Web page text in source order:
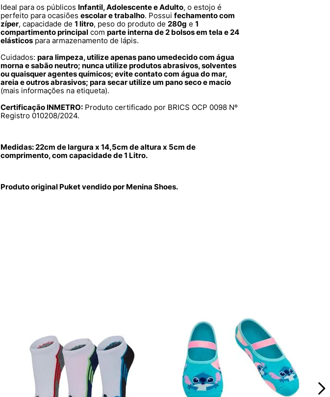
Ideal para os públicos Infantil, Adolescente e Adulto, o estojo é
perfeito para ocasiões escolar e trabalho. Possui fechamento com
zíper, capacidade de 1 litro, peso do produto de 280g e 1
compartimento principal com parte interna de 2 bolsos em tela e 24
elásticos para armazenamento de lápis.
Cuidados: para limpeza, utilize apenas pano umedecido com água
morna e sabão neutro; nunca utilize produtos abrasivos, solventes
ou quaisquer agentes químicos; evite contato com água do mar,
areia e outros abrasivos; para secar utilize um pano seco e macio
(mais informações na etiqueta).
Certificação INMETRO: Produto certificado por BRICS OCP 0098 Nº
Registro 010208/2024.
Medidas: 22cm de largura x 14,5cm de altura x 5cm de
comprimento, com capacidade de 1 Litro.
Produto original Puket vendido por Menina Shoes.